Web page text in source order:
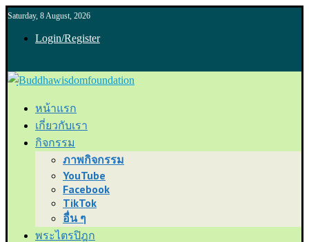
Saturday, 8 August, 2026
Login/Register
หน้าแรก
เกี่ยวกับเรา
กิจกรรม
ภาพกิจกรรม
YouTube
Facebook
TikTok
อื่น ๆ
พระไตรปิฎก